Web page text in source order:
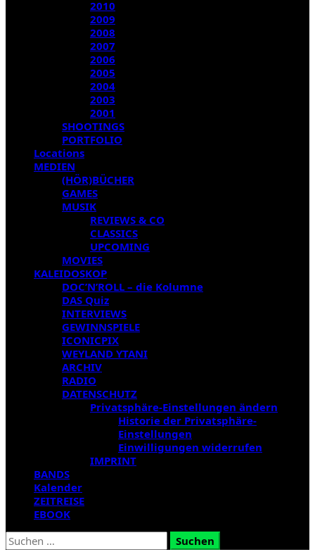
2010
2009
2008
2007
2006
2005
2004
2003
2001
SHOOTINGS
PORTFOLIO
Locations
MEDIEN
(HÖR)BÜCHER
GAMES
MUSIK
REVIEWS & CO
CLASSICS
UPCOMING
MOVIES
KALEIDOSKOP
DOC’N’ROLL – die Kolumne
DAS Quiz
INTERVIEWS
GEWINNSPIELE
ICONICPIX
WEYLAND YTANI
ARCHIV
RADIO
DATENSCHUTZ
Privatsphäre-Einstellungen ändern
Historie der Privatsphäre-
Einstellungen
Einwilligungen widerrufen
IMPRINT
BANDS
Kalender
ZEITREISE
EBOOK
Suchen
nach: